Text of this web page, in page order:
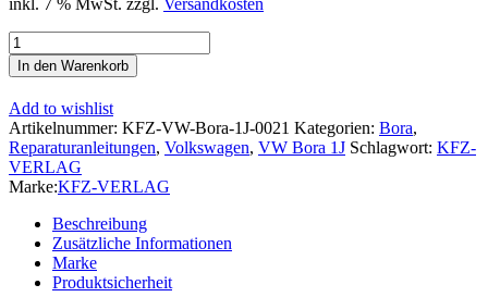
inkl. 7 % MwSt. zzgl. Versandkosten
VW
Bora
Typ
1J
1998-
2005
4-
Zyl.
Benzinmotor
In den Warenkorb
Add to wishlist
Artikelnummer: KFZ-VW-Bora-1J-0021 Kategorien: Bora,
Reparaturanleitungen, Volkswagen, VW Bora 1J Schlagwort: KFZ-
VERLAG
Marke:KFZ-VERLAG
Beschreibung
Zusätzliche Informationen
Marke
Produktsicherheit